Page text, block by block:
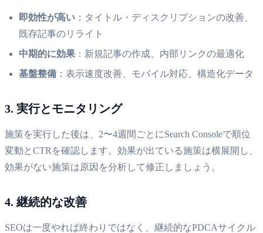
即効性が高い ：タイトル・ディスクリプションの改善、
既存記事のリライト
中期的に効果 ：新規記事の作成、内部リンクの最適化
基盤整備 ：表示速度改善、モバイル対応、構造化データ
3. 実行とモニタリング
施策を実行した後は、2〜4週間ごとにSearch Consoleで順位
変動とCTRを確認します。効果が出ている施策は横展開し、
効果がない施策は原因を分析して修正しましょう。
4. 継続的な改善
SEOは一度やれば終わりではなく、継続的なPDCAサイクル